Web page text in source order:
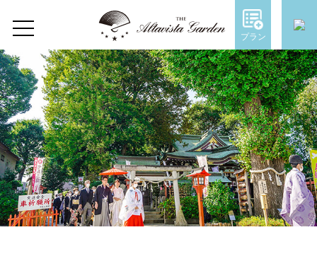
プラン
Home
Concept
Restaurant
Wedding
ウェディングトップ
Wedding Plan